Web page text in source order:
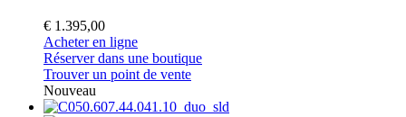
€ 1.395,00
Acheter en ligne
Réserver dans une boutique
Trouver un point de vente
Nouveau